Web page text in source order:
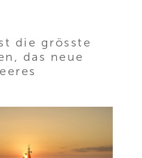
die grösste
das neue